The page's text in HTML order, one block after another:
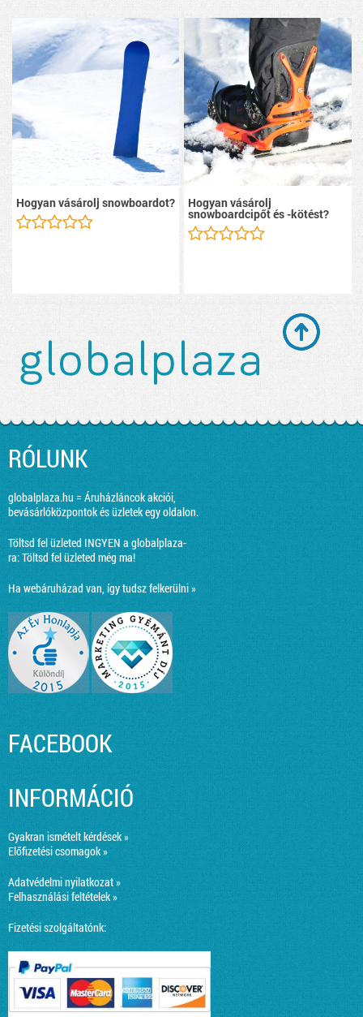
Hogyan vásárolj snowboardot? Hogyan vásárolj
snowboardcipőt és -kötést?
RÓLUNK
globalplaza.hu = Áruházláncok akciói,
bevásárlóközpontok és üzletek egy oldalon.
Töltsd fel üzleted INGYEN a globalplaza-
ra:Töltsd fel üzleted még ma!
Ha webáruházad van, így tudsz felkerülni »
FACEBOOK
INFORMÁCIÓ
Gyakran ismételt kérdések »
Előfizetési csomagok »
Adatvédelmi nyilatkozat »
Felhasználási feltételek »
Fizetési szolgáltatónk: